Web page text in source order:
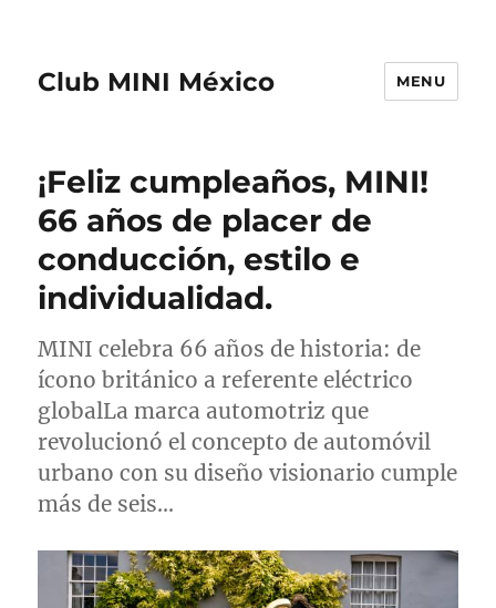
Club MINI México MENU
¡Feliz cumpleaños, MINI!
66 años de placer de
conducción, estilo e
individualidad.
MINI celebra 66 años de historia: de
ícono británico a referente eléctrico
globalLa marca automotriz que
revolucionó el concepto de automóvil
urbano con su diseño visionario cumple
más de seis…